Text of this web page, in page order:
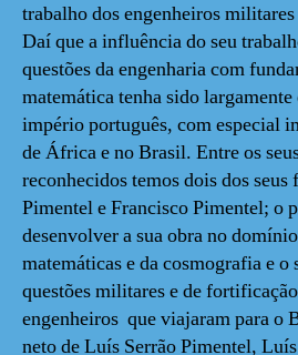
trabalho dos engenheiros
Daí que a influência do seu
questões da engenharia com
matemática tenha sido
império português, com especial
de África e no Brasil. Entre os
reconhecidos temos dois dos
Pimentel e Francisco Pimentel; o
desenvolver a sua obra no
matemáticas e da cosmografia e o
questões militares e de
engenheiros que viajaram para o
neto de Luís Serrão Pimentel,